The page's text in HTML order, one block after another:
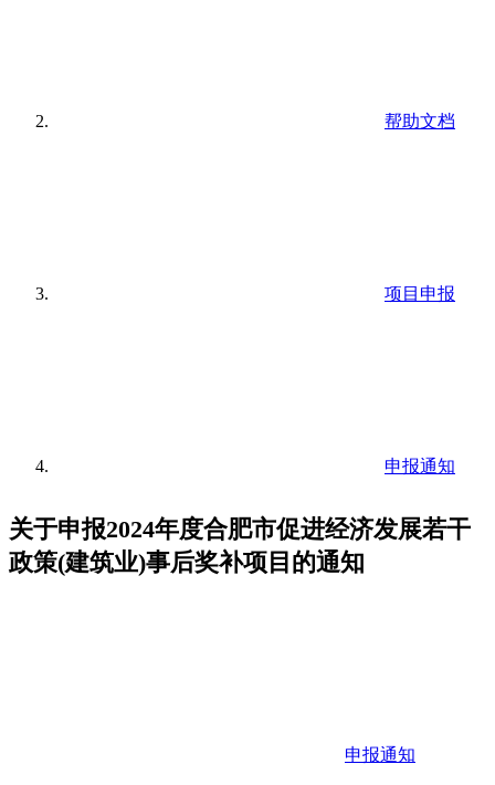
帮助文档
项目申报
申报通知
关于申报2024年度合肥市促进经济发展若干
政策(建筑业)事后奖补项目的通知
申报通知